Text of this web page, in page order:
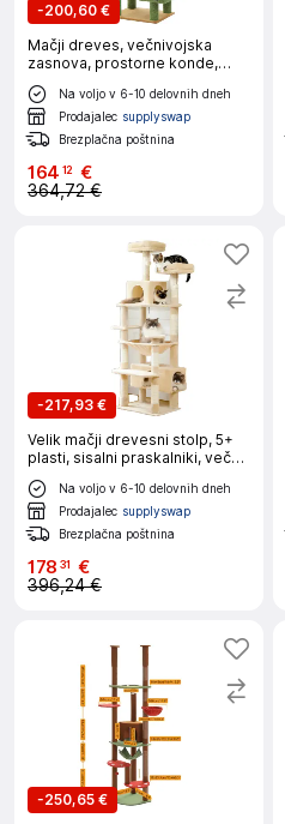
-200,60 €
Mačji dreves, večnivojska
zasnova, prostorne konde,
AMT0281GN, 180cm
Na voljo v 6-10 delovnih dneh
Prodajalec supplyswap
Brezplačna poštnina
164 12 €
364,72 €
-217,93 €
Velik mačji drevesni stolp, 5+
plasti, sisalni praskalniki, več
peresnikov, AMT0204BG, L
Na voljo v 6-10 delovnih dneh
Prodajalec supplyswap
Brezplačna poštnina
178 31 €
396,24 €
-250,65 €